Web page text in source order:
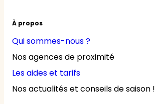
À propos
Qui sommes-nous ?
Nos agences de proximité
Les aides et tarifs
Nos actualités et conseils de saison !